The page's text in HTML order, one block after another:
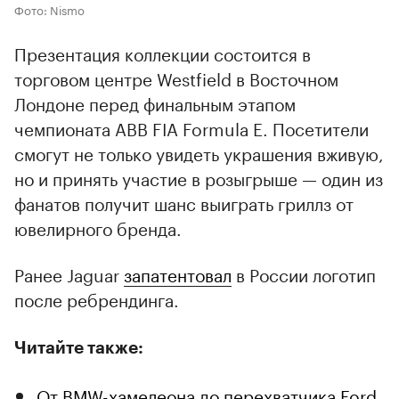
Фото: Nismo
Презентация коллекции состоится в
торговом центре Westfield в Восточном
Лондоне перед финальным этапом
чемпионата ABB FIA Formula E. Посетители
смогут не только увидеть украшения вживую,
но и принять участие в розыгрыше — один из
фанатов получит шанс выиграть гриллз от
ювелирного бренда.
Ранее Jaguarзапатентовал в России логотип
после ребрендинга.
Читайте также: